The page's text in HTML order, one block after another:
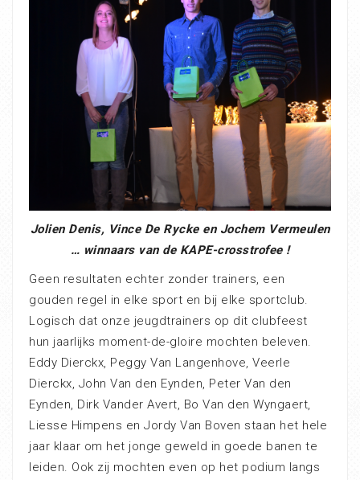
Jolien Denis, Vince De Rycke en Jochem Vermeulen
… winnaars van de KAPE-crosstrofee !
Geen resultaten echter zonder trainers, een
gouden regel in elke sport en bij elke sportclub.
Logisch dat onze jeugdtrainers op dit clubfeest
hun jaarlijks moment-de-gloire mochten beleven.
Eddy Dierckx, Peggy Van Langenhove, Veerle
Dierckx, John Van den Eynden, Peter Van den
Eynden, Dirk Vander Avert, Bo Van den Wyngaert,
Liesse Himpens en Jordy Van Boven staan het hele
jaar klaar om het jonge geweld in goede banen te
leiden. Ook zij mochten even op het podium langs